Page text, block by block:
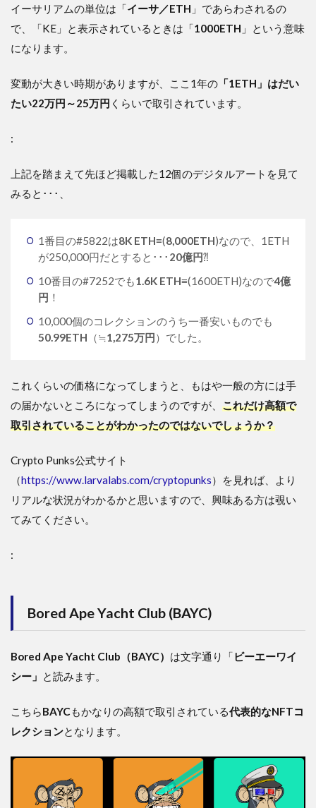
イーサリアムの単位は「イーサ／ETH 」であらわされるの
で、「KE」と表示されているときは「1000ETH 」という意味
になります。
変動が大きい時期がありますが、ここ1年の 「1ETH」はだい
たい22万円～25万円 くらいで取引されています。
:
上記を踏まえて先ほど掲載した12個のデジタルアートを見て
みると･･･、
1番目の#5822は8K ETH≡(8,000ETH)なので、1ETH
が250,000円だとすると･･･ 20億円⁈
10番目の#7252でも1.6K ETH≡(1600ETH)なので4億
円 ！
10,000個のコレクションのうち一番安いものでも
50.99ETH （≒1,275万円）でした。
これくらいの価格になってしまうと、もはや一般の方には手
の届かないところになってしまうのですが、 これだけ高額で
取引されていることがわかったのではないでしょうか？
Crypto Punks公式サイト
（https://www.larvalabs.com/cryptopunks）を見れば、より
リアルな状況がわかるかと思いますので、興味ある方は覗い
てみてください。
:
Bored Ape Yacht Club (BAYC)
Bored Ape Yacht Club（BAYC） は文字通り「ビーエーワイ
シー」 と読みます。
こちらBAYC もかなりの高額で取引されている代表的なNFTコ
レクションとなります。